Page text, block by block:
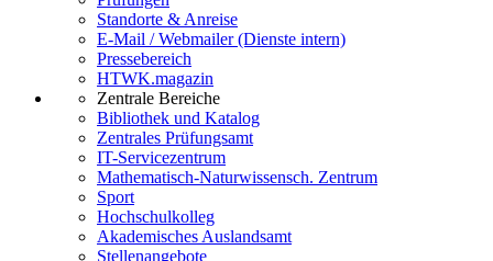
Standorte & Anreise
E-Mail / Webmailer (Dienste intern)
Pressebereich
HTWK.magazin
Zentrale Bereiche
Bibliothek und Katalog
Zentrales Prüfungsamt
IT-Servicezentrum
Mathematisch-Naturwissensch. Zentrum
Sport
Hochschulkolleg
Akademisches Auslandsamt
Stellenangebote